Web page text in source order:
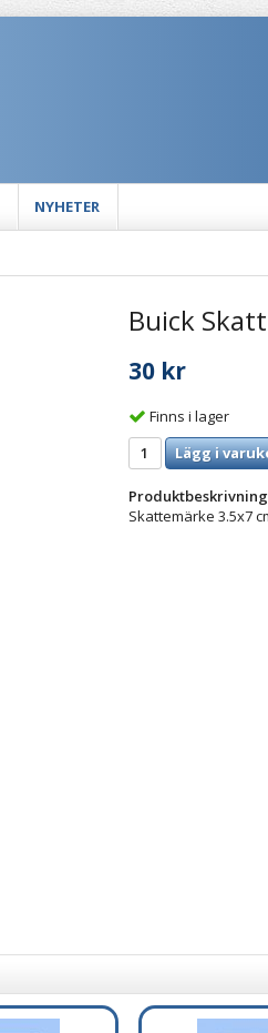
NYHETER
Buick
30 kr
Finns i lager
Lägg i
Skattemärke 3.5x7